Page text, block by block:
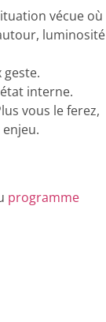
vécue où
luminosité
interne.
vous le ferez,
programme